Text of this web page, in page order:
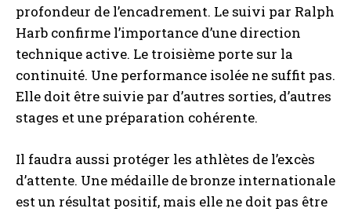
profondeur de l’encadrement. Le suivi par Ralph
Harb confirme l’importance d’une direction
technique active. Le troisième porte sur la
continuité. Une performance isolée ne suffit pas.
Elle doit être suivie par d’autres sorties, d’autres
stages et une préparation cohérente.
Il faudra aussi protéger les athlètes de l’excès
d’attente. Une médaille de bronze internationale
est un résultat positif, mais elle ne doit pas être